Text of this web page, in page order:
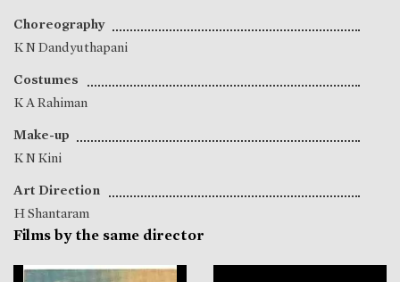
Choreography
K N Dandyuthapani
Costumes
K A Rahiman
Make-up
K N Kini
Art Direction
H Shantaram
Films by the same director